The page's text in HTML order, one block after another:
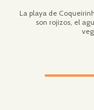
La playa de
son rojizos, el